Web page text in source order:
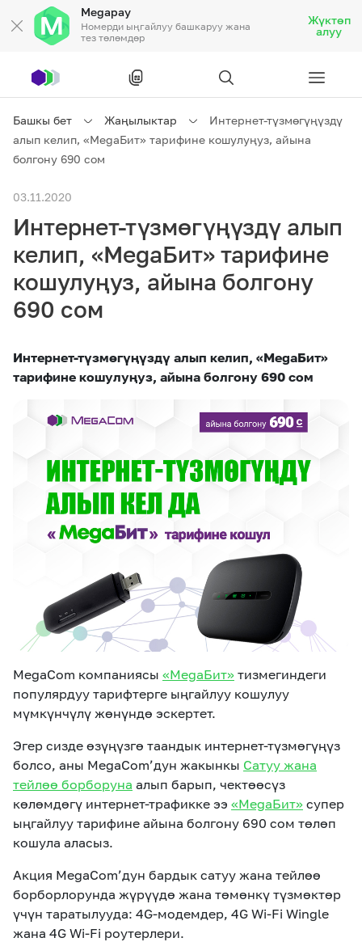
Megapay
Номерди ыңгайлуу башкаруу жана
тез төлөмдөр
Жүктөп
алуу
Жеке кардарларга
Жеке кардарларга
Ишкердик үчүн
Байланыш
Тарифтер Акциялар Роуминг
M2M
Кызматтар
Кызматтар Көңүл ачуучу
Номерди тандоо SIM жеткирүү
Компания
MEGAда иште
Өнөктөштөргө
Офис картасы
жана каптоо
Кызмат көрсөтүүлөр
MegaTV MegaPay MegaKassa
Башкы бет Жаңылыктар
Интернет-түзмөгүңүздү
алып келип, «MegaБит» тарифине кошулуңуз, айына
болгону 690 сом
03.11.2020
Интернет-түзмөгүңүздү алып
келип, «MegaБит» тарифине
кошулуңуз, айына болгону
690 сом
Интернет-түзмөгүңүздү алып келип, «MegaБит»
тарифине кошулуңуз, айына болгону 690 сом
MegaCom компаниясы «MegaБит» тизмегиндеги
популярдуу тарифтерге ыңгайлуу кошулуу
мүмкүнчүлү жөнүндө эскертет.
Эгер сизде өзүңүзгө таандык интернет-түзмөгүңүз
болсо, аны MegaCom’дун жакынкы Сатуу жана
тейлөө борборуна алып барып, чектөөсүз
көлөмдөгү интернет-трафикке ээ «MegaБит» супер
ыңгайлуу тарифине айына болгону 690 сом төлөп
кошула аласыз.
Акция MegaCom’дун бардык сатуу жана тейлөө
борборлорунда жүрүүдө жана төмөнкү түзмөктөр
үчүн таратылууда: 4G-модемдер, 4G Wi-Fi Wingle
жана 4G Wi-Fi роутерлери.